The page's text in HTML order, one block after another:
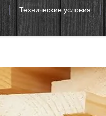
Технические условия